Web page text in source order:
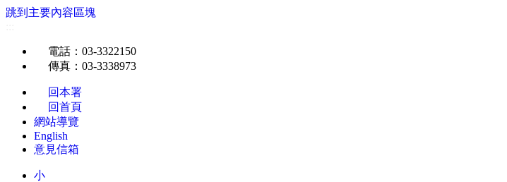
跳到主要內容區塊
電話 ：03-3322150
傳真 ：03-3338973
回本署
回首頁
網站導覽
English
意見信箱
小